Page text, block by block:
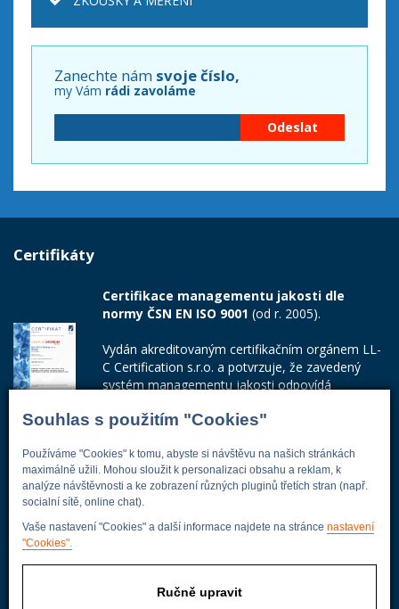
Souhlas s použitím "Cookies"
Používáme "Cookies" k tomu, abyste si návštěvu na našich stránkách
maximálně užili. Mohou sloužit k personalizaci obsahu a reklam, k
analýze návštěvnosti a ke zobrazení různých pluginů třetích stran (např.
socialní sítě, online chat).
Vaše nastavení "Cookies" a další informace najdete na stránce nastavení
"Cookies".
Ručně upravit
Zanechte nám svoje číslo,
my Vám rádi zavoláme
Certifikáty
Certifikace managementu jakosti dle
normy ČSN EN ISO 9001 (od r. 2005).
Vydán akreditovaným certifikačním orgánem LL-
C Certification s.r.o. a potvrzuje, že zavedený
systém managementu jakosti odpovídá
Adresa firmy